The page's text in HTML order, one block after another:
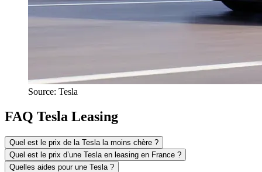
Source: Tesla
FAQ Tesla Leasing
Quel est le prix de la Tesla la moins chère ?
Quel est le prix d’une Tesla en leasing en France ?
Quelles aides pour une Tesla ?